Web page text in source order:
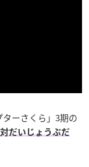
ーさくら」3期の
だいじょうぶだ